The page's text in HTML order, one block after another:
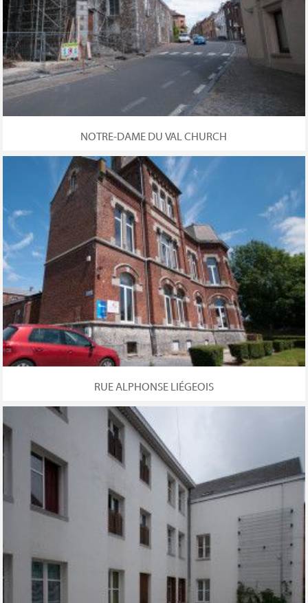
NOTRE-DAME DU VAL CHURCH
RUE ALPHONSE LIÉGEOIS